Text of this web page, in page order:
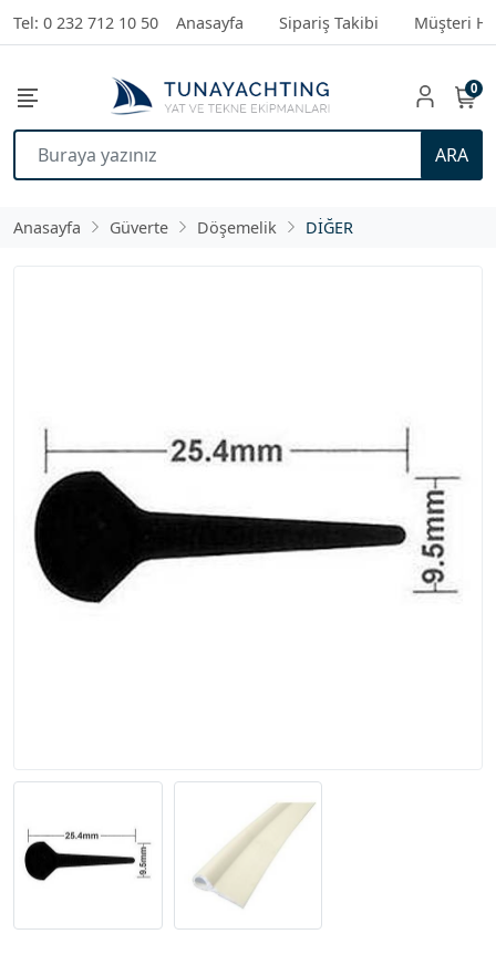
Tel: 0 232 712 10 50 Anasayfa Sipariş Takibi Müşteri
ARA
0
Anasayfa Güverte Döşemelik DİĞER